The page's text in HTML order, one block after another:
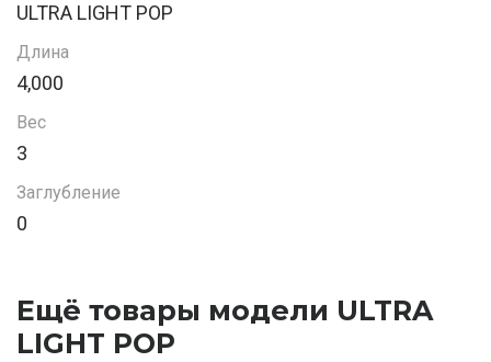
ULTRA LIGHT POP
Длина
4,000
Вес
3
Заглубление
0
Ещё товары модели ULTRA
LIGHT POP